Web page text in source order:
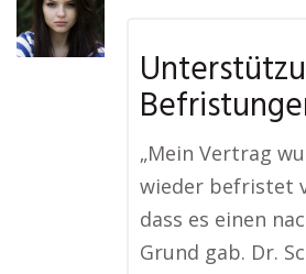
„Mein Vertrag
wieder befristet
dass es einen
Grund gab. Dr.